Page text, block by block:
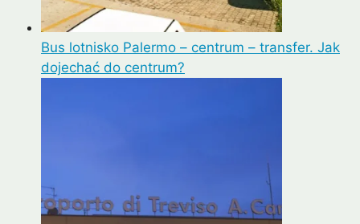
Bus lotnisko Palermo – centrum – transfer. Jak
dojechać do centrum?